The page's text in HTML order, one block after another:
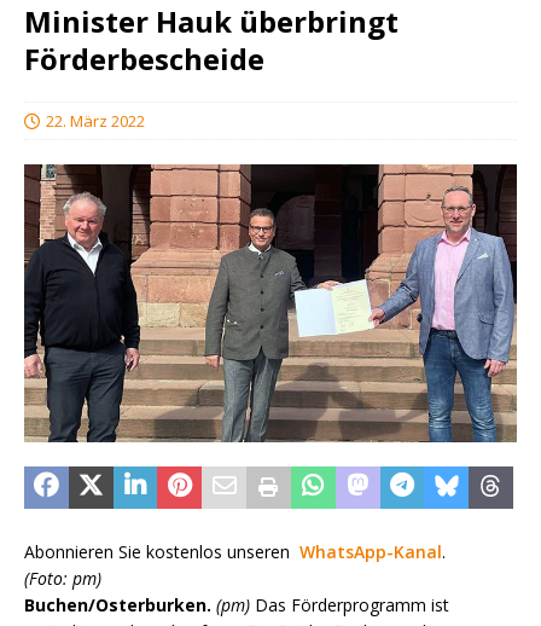
Minister Hauk überbringt
Förderbescheide
22. März 2022
Abonnieren Sie kostenlos unseren WhatsApp-Kanal.
(Foto: pm)
Buchen/Osterburken. (pm) Das Förderprogramm ist